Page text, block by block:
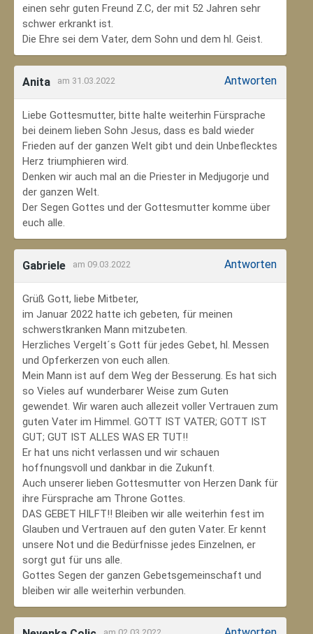
einen sehr guten Freund Z.C, der mit 52 Jahren sehr
schwer erkrankt ist.
Die Ehre sei dem Vater, dem Sohn und dem hl. Geist.
Anita am 31.03.2022 Antworten
Liebe Gottesmutter, bitte halte weiterhin Fürsprache
bei deinem lieben Sohn Jesus, dass es bald wieder
Frieden auf der ganzen Welt gibt und dein Unbeflecktes
Herz triumphieren wird.
Denken wir auch mal an die Priester in Medjugorje und
der ganzen Welt.
Der Segen Gottes und der Gottesmutter komme über
euch alle.
Gabriele am 09.03.2022 Antworten
Grüß Gott, liebe Mitbeter,
im Januar 2022 hatte ich gebeten, für meinen
schwerstkranken Mann mitzubeten.
Herzliches Vergelt´s Gott für jedes Gebet, hl. Messen
und Opferkerzen von euch allen.
Mein Mann ist auf dem Weg der Besserung. Es hat sich
so Vieles auf wunderbarer Weise zum Guten
gewendet. Wir waren auch allezeit voller Vertrauen zum
guten Vater im Himmel. GOTT IST VATER; GOTT IST
GUT; GUT IST ALLES WAS ER TUT!!
Er hat uns nicht verlassen und wir schauen
hoffnungsvoll und dankbar in die Zukunft.
Auch unserer lieben Gottesmutter von Herzen Dank für
ihre Fürsprache am Throne Gottes.
DAS GEBET HILFT!! Bleiben wir alle weiterhin fest im
Glauben und Vertrauen auf den guten Vater. Er kennt
unsere Not und die Bedürfnisse jedes Einzelnen, er
sorgt gut für uns alle.
Gottes Segen der ganzen Gebetsgemeinschaft und
bleiben wir alle weiterhin verbunden.